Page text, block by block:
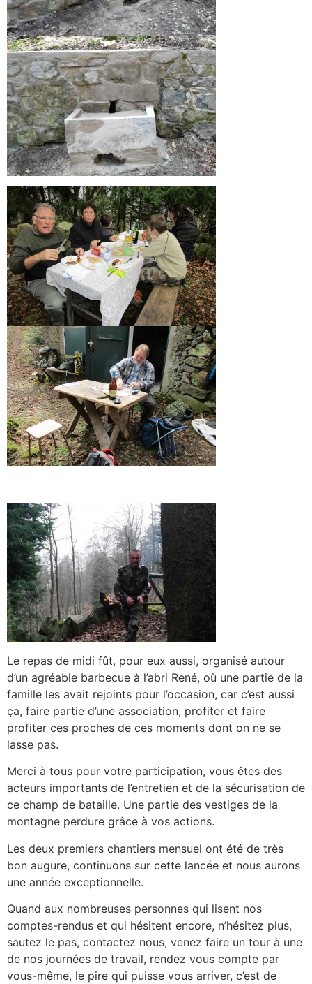
Le repas de midi fût, pour eux aussi, organisé autour
d’un agréable barbecue à l’abri René, où une partie de la
famille les avait rejoints pour l’occasion, car c’est aussi
ça, faire partie d’une association, profiter et faire
profiter ces proches de ces moments dont on ne se
lasse pas.
Merci à tous pour votre participation, vous êtes des
acteurs importants de l’entretien et de la sécurisation de
ce champ de bataille. Une partie des vestiges de la
montagne perdure grâce à vos actions.
Les deux premiers chantiers mensuel ont été de très
bon augure, continuons sur cette lancée et nous aurons
une année exceptionnelle.
Quand aux nombreuses personnes qui lisent nos
comptes-rendus et qui hésitent encore, n’hésitez plus,
sautez le pas, contactez nous, venez faire un tour à une
de nos journées de travail, rendez vous compte par
vous-même, le pire qui puisse vous arriver, c’est de